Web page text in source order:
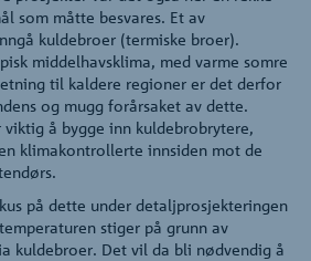
som måtte besvares. Et av
kuldebroer (termiske broer).
middelhavsklima, med varme somre
til kaldere regioner er det derfor
og mugg forårsaket av dette.
viktig å bygge inn kuldebrobrytere,
klimakontrollerte innsiden mot de
på dette under detaljprosjekteringen
stiger på grunn av
kuldebroer. Det vil da bli nødvendig å